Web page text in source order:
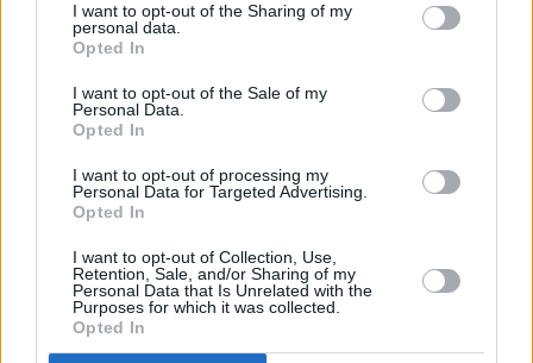
I want to opt-out of the Sharing of my
personal data.
Opted In
I want to opt-out of the Sale of my
Personal Data.
Opted In
I want to opt-out of processing my
Personal Data for Targeted Advertising.
Opted In
I want to opt-out of Collection, Use,
Retention, Sale, and/or Sharing of my
Personal Data that Is Unrelated with the
Purposes for which it was collected.
Opted In
par ko šovasar jutusies
vainīga sava slimā vīra
priekšā
aktrise Liene Sebre atklāj
vienkāršu veidu, kā
ATTIECĪBAS